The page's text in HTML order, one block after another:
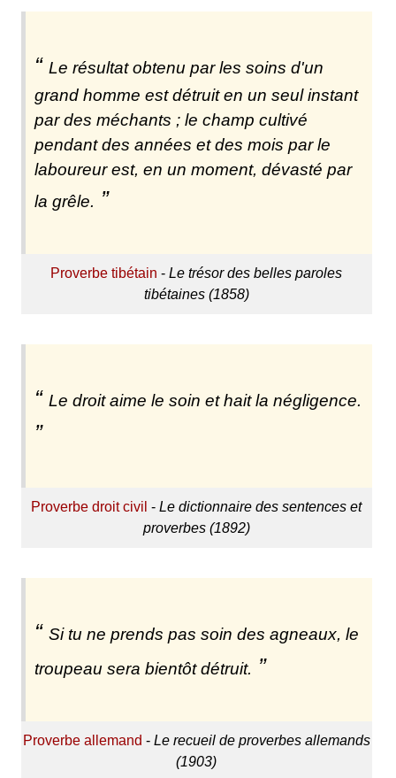
Le résultat obtenu par les soins d'un
grand homme est détruit en un seul instant
par des méchants ; le champ cultivé
pendant des années et des mois par le
laboureur est, en un moment, dévasté par
la grêle.
Proverbe tibétain -Le trésor des belles paroles
tibétaines (1858)
Le droit aime le soin et hait la négligence.
Proverbe droit civil -Le dictionnaire des sentences et
proverbes (1892)
Si tu ne prends pas soin des agneaux, le
troupeau sera bientôt détruit.
Proverbe allemand - Le recueil de proverbes allemands
(1903)